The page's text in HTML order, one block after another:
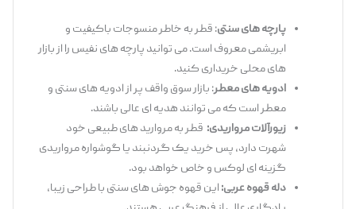
پارچه‌ های سنتی: قطر به خاطر منسوجات باکیفیت و
ابریشمی معروف است. می ‌توانید پارچه ‌های نفیس را از بازار
های محلی خریداری کنید.
ادویه ‌های معطر: بازار سوق واقف پر از ادویه ‌های سنتی و
معطر است که می ‌توانند هدیه ‌ای عالی باشند.
زیورآلات مرواریدی:قطر به مروارید های طبیعی خود
شهرت دارد، پس خرید یک گردنبند یا گوشواره مرواریدی
گزینه ‌ای لوکس و خاص خواهد بود.
دله قهوه عربی:این قهوه‌ جوش ‌های سنتی با طراحی زیبا،